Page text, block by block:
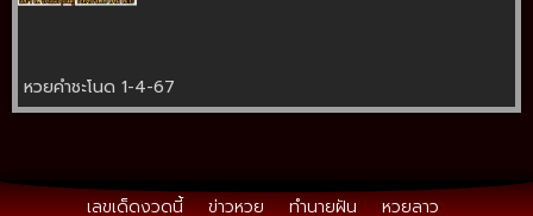
หวยคำชะโนด 1-4-67
เลขเด็ดงวดนี้ ข่าวหวย ทำนายฝัน หวยลาว